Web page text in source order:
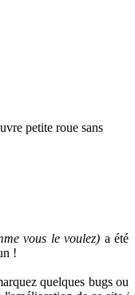
petite roue sans
vous le voulez) a été
!
quelques bugs ou